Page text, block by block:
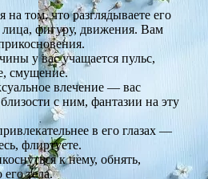
на том, что разглядываете его
фигуру, движения. Вам
у вас учащается пульс,
смущение.
влечение — вас
с ним, фантазии на эту
в его глазах —
флиртуете.
к нему, обнять,
его тела.